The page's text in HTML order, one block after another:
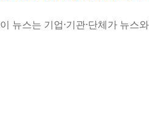
이 뉴스는 기업·기관·단체가 뉴